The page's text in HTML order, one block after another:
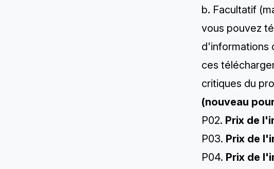
b. Facultatif
vous pouvez
d'informations
ces
critiques du
(nouveau
P02. Prix de
P03. Prix de
P04. Prix de